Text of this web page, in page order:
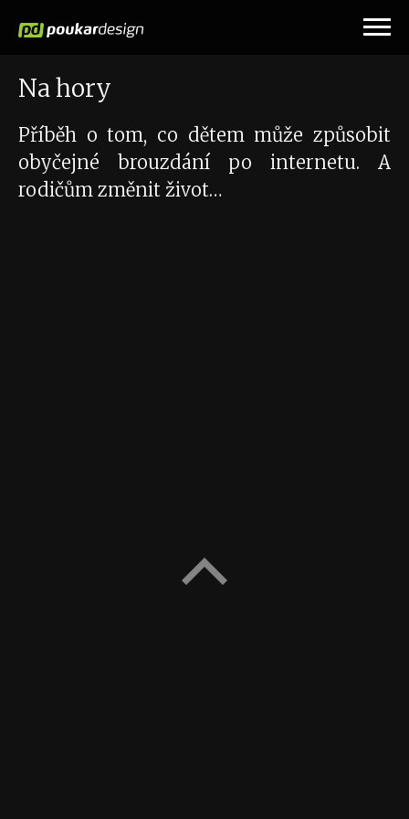
Na hory
Příběh o tom, co dětem může způsobit
obyčejné brouzdání po internetu. A
rodičům změnit život…